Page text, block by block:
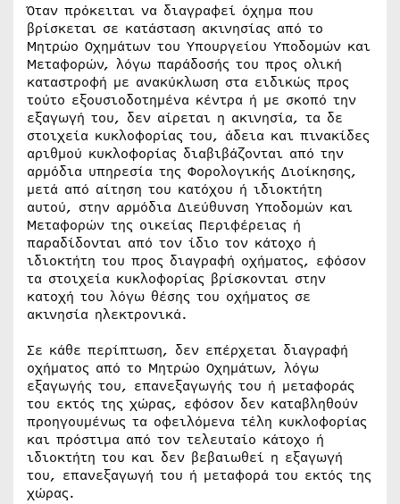
Όταν πρόκειται να διαγραφεί όχημα που
βρίσκεται σε κατάσταση ακινησίας από το
Μητρώο Οχημάτων του Υπουργείου Υποδομών και
Μεταφορών, λόγω παράδοσής του προς ολική
καταστροφή με ανακύκλωση στα ειδικώς προς
τούτο εξουσιοδοτημένα κέντρα ή με σκοπό την
εξαγωγή του, δεν αίρεται η ακινησία, τα δε
στοιχεία κυκλοφορίας του, άδεια και πινακίδες
αριθμού κυκλοφορίας διαβιβάζονται από την
αρμόδια υπηρεσία της Φορολογικής Διοίκησης,
μετά από αίτηση του κατόχου ή ιδιοκτήτη
αυτού, στην αρμόδια Διεύθυνση Υποδομών και
Μεταφορών της οικείας Περιφέρειας ή
παραδίδονται από τον ίδιο τον κάτοχο ή
ιδιοκτήτη του προς διαγραφή οχήματος, εφόσον
τα στοιχεία κυκλοφορίας βρίσκονται στην
κατοχή του λόγω θέσης του οχήματος σε
ακινησία ηλεκτρονικά.
Σε κάθε περίπτωση, δεν επέρχεται διαγραφή
οχήματος από το Μητρώο Οχημάτων, λόγω
εξαγωγής του, επανεξαγωγής του ή μεταφοράς
του εκτός της χώρας, εφόσον δεν καταβληθούν
προηγουμένως τα οφειλόμενα τέλη κυκλοφορίας
και πρόστιμα από τον τελευταίο κάτοχο ή
ιδιοκτήτη του και δεν βεβαιωθεί η εξαγωγή
του, επανεξαγωγή του ή μεταφορά του εκτός της
χώρας.